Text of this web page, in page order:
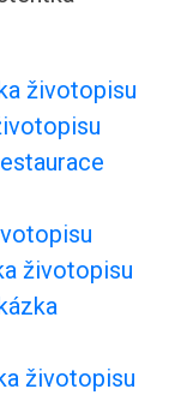
životopisu
životopisu
životopisu